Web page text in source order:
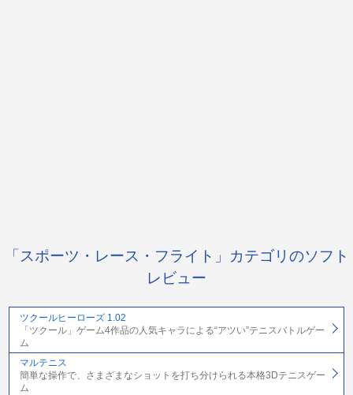
「スポーツ・レース・フライト」カテゴリのソフト
レビュー
ツクールヒーローズ 1.02
「ツクール」ゲーム4作品の人気キャラによる“アツい”テニスバトルゲー
ム
マルテニス
簡単な操作で、さまざまなショットを打ち分けられる本格3Dテニスゲー
ム